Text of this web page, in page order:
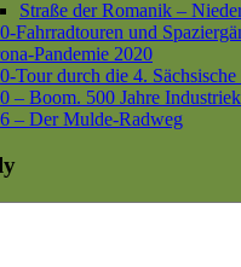
Straße der Romanik –
Fahrradtouren und
Pandemie 2020
Tour durch die 4.
– Boom. 500 Jahre
– Der Mulde-Radweg